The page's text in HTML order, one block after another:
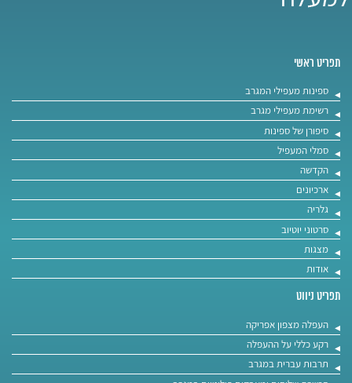
תפריט ראשי
ספינות מעפילי המגרב
רשימת מעפילי מגרב
סיפורן של ספינות
סמלי המעפיל
הקדשה
ארכיונים
גלריה
סרטוני יוטיוב
מצגות
אודות
תפריט ניווט
העפלה מצפון אפריקה
רקע כללי על ההעפלה
תרבות עברית במגרב